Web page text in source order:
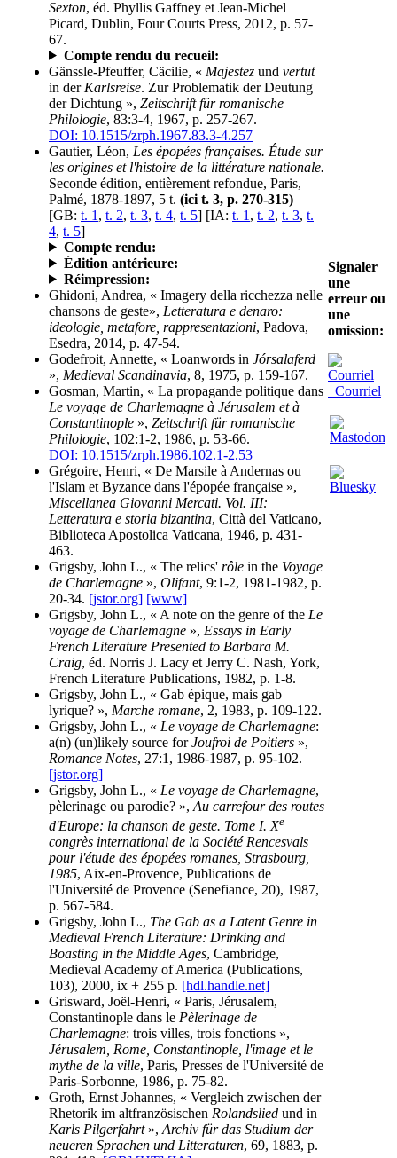
Sexton, éd. Phyllis Gaffney et Jean-Michel
Picard, Dublin, Four Courts Press, 2012, p. 57-
67.
Compte rendu du recueil:
Gänssle-Pfeuffer, Cäcilie, « Majestez und vertut
in der Karlsreise. Zur Problematik der Deutung
der Dichtung », Zeitschrift für romanische
Philologie, 83:3-4, 1967, p. 257-267.
DOI: 10.1515/zrph.1967.83.3-4.257
Gautier, Léon, Les épopées françaises. Étude sur
les origines et l'histoire de la littérature nationale.
Seconde édition, entièrement refondue, Paris,
Palmé, 1878-1897, 5 t. (ici t. 3, p. 270-315)
[GB: t. 1 , t. 2, t. 3, t. 4, t. 5] [IA: t. 1 , t. 2, t. 3, t.
4, t. 5]
Compte rendu:
Édition antérieure:
Réimpression:
Ghidoni, Andrea, « Imagery della ricchezza nelle
chansons de geste», Letteratura e denaro:
ideologie, metafore, rappresentazioni, Padova,
Esedra, 2014, p. 47-54.
Godefroit, Annette, « Loanwords in Jórsalaferd
», Medieval Scandinavia, 8, 1975, p. 159-167.
Gosman, Martin, « La propagande politique dans
Le voyage de Charlemagne à Jérusalem et à
Constantinople », Zeitschrift für romanische
Philologie, 102:1-2, 1986, p. 53-66.
DOI: 10.1515/zrph.1986.102.1-2.53
Grégoire, Henri, « De Marsile à Andernas ou
l'Islam et Byzance dans l'épopée française »,
Miscellanea Giovanni Mercati. Vol. III:
Letteratura e storia bizantina, Città del Vaticano,
Biblioteca Apostolica Vaticana, 1946, p. 431-
463.
Grigsby, John L., « The relics' rôle in the Voyage
de Charlemagne », Olifant, 9:1-2, 1981-1982, p.
20-34. [jstor.org] [www]
Grigsby, John L., « A note on the genre of the Le
voyage de Charlemagne », Essays in Early
French Literature Presented to Barbara M.
Craig, éd. Norris J. Lacy et Jerry C. Nash, York,
French Literature Publications, 1982, p. 1-8.
Grigsby, John L., « Gab épique, mais gab
lyrique? », Marche romane, 2, 1983, p. 109-122.
Grigsby, John L., « Le voyage de Charlemagne:
a(n) (un)likely source forJoufroi de Poitiers »,
Romance Notes, 27:1, 1986-1987, p. 95-102.
[jstor.org]
Grigsby, John L., « Le voyage de Charlemagne,
pèlerinage ou parodie? », Au carrefour des routes
d'Europe: la chanson de geste. Tome I. Xe
congrès international de la Société Rencesvals
pour l'étude des épopées romanes, Strasbourg,
1985, Aix-en-Provence, Publications de
l'Université de Provence (Senefiance, 20), 1987,
p. 567-584.
Grigsby, John L., The Gab as a Latent Genre in
Medieval French Literature: Drinking and
Boasting in the Middle Ages, Cambridge,
Medieval Academy of America (Publications,
103), 2000, ix + 255 p. [hdl.handle.net]
Grisward, Joël-Henri, « Paris, Jérusalem,
Constantinople dans le Pèlerinage de
Charlemagne: trois villes, trois fonctions »,
Jérusalem, Rome, Constantinople, l'image et le
mythe de la ville, Paris, Presses de l'Université de
Paris-Sorbonne, 1986, p. 75-82.
Groth, Ernst Johannes, « Vergleich zwischen der
Rhetorik im altfranzösischen Rolandslied und in
Karls Pilgerfahrt», Archiv für das Studium der
neueren Sprachen und Litteraturen, 69, 1883, p.
Signaler
une
erreur ou
une
omission:
Courriel